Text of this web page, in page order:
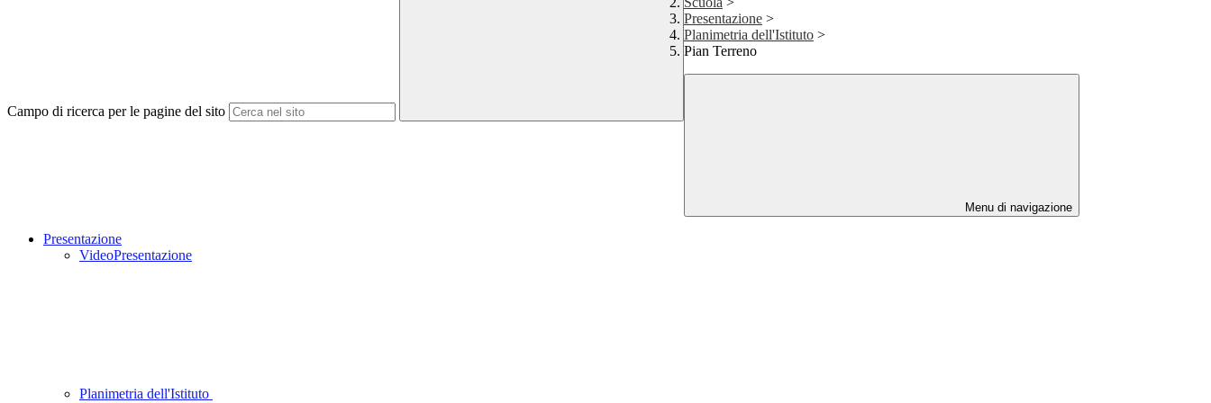
Campo di ricerca per le pagine del sito
Presentazione >
Planimetria dell'Istituto >
Pian Terreno
Menu di navigazione
Presentazione
VideoPresentazione
Planimetria dell'Istituto